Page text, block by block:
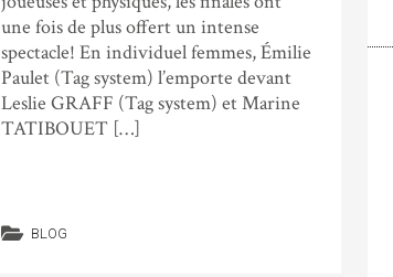
une fois de plus offert un intense
spectacle! En individuel femmes, Émilie
Paulet (Tag system) l’emporte devant
Leslie GRAFF (Tag system) et Marine
TATIBOUET […]
BLOG